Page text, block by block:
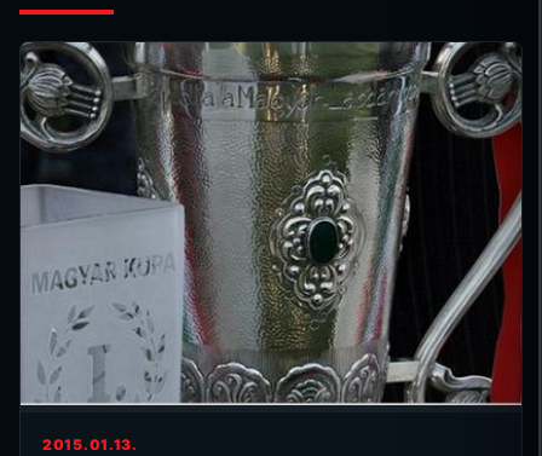
2015.01.13.